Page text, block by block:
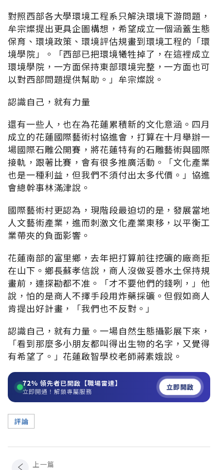
對照西部各大學環境工程系只解決環境下游問題，
牟宗燦提出更具企圖構想，希望成立一個涵蓋生態
保育、環境政策、環境評估規畫到環境工程的「環
境學院」。「西部已把環境犧牲掉了，在這裡成立
環境學院，一方面保持東部環境完整，一方面也可
以對西部問題提供幫助。」牟宗燦說。
認識自己，就有力量
還有一些人，也在為花蓮累積新的文化意涵。四月
成立的花蓮國際藝術村協進會，打算在十月舉辦一
場國際石雕公開賽，將花蓮特有的石雕藝術與國際
接軌，跟著比賽，會有很多推廣活動。「文化產業
也是一種利益，但我們不須付出太多代價。」協進
會總幹事林滿津說。
國際藝術村更認為，現階段最迫切的是，發展當地
人文藝術產業，進而刺激文化產業東移，以平衡工
業帶夾的負面影響。
花蓮南部的富里鄉，去年把打算前往挖礦的廠商拒
在山下。鄉長蘇孝信說，商人沒做妥善水土保持規
畫前，連探勘都不准。「才不要他們的錢咧，」他
說，怕的是商人不擇手段用炸藥採礦。但假如商人
肯提出好計畫，「我們也不反對。」
認識自己，就有力量。一場自然生態攝影展下來，
「看到那麼多小朋友都叫得出生物的名字，又覺得
有希望了。」花蓮啟智學校老師蔣素娥說。
72% 領先者已開啟【職場雷達】
立即開通！解鎖專屬服務 立即開啟
評論
上一篇